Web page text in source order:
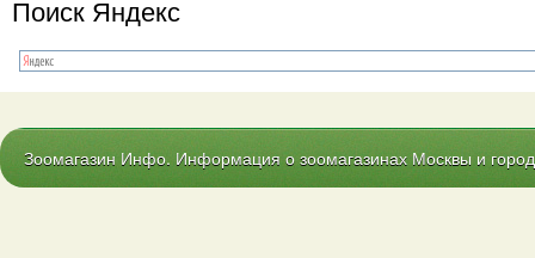
Поиск Яндекс
Зоомагазин Инфо. Информация о зоомагазинах Москвы и